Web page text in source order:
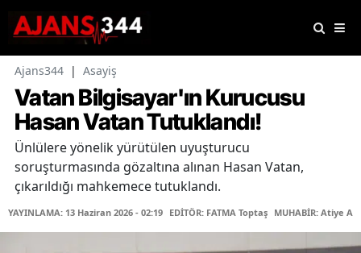
Ajans344 | Asayiş
Vatan Bilgisayar'ın Kurucusu
Hasan Vatan Tutuklandı!
Ünlülere yönelik yürütülen uyuşturucu
soruşturmasında gözaltına alınan Hasan Vatan,
çıkarıldığı mahkemece tutuklandı.
YAYINLAMA: 13 Haziran 2026 - 02:19 EDİTÖR: FATMA Toptaş MUHABİR: Atiye